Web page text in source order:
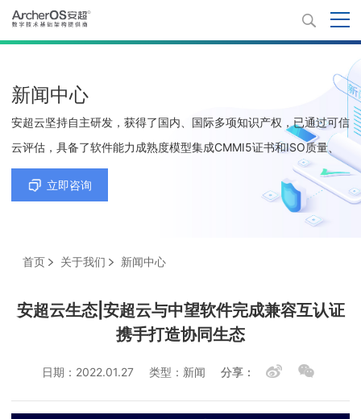
新闻中心
安超云坚持自主研发，获得了国内、国际多项知识产权，已通过可信
云评估，具备了软件能力成熟度模型集成CMMI5证书和ISO质量、
环境、职业健康安全、信息技术服务及信息安全等5项管理体系认证
立即咨询
首页 关于我们 新闻中心
安超云生态|安超云与中望软件完成兼容互认证
携手打造协同生态
日期：2022.01.27 类型：新闻 分享：